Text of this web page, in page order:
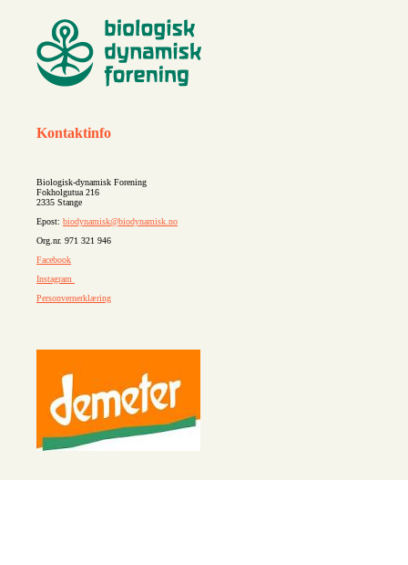
Kontaktinfo
Biologisk-dynamisk Forening
Fokholgutua 216
2335 Stange
Epost: biodynamisk@biodynamisk.no
Org.nr. 971 321 946
Facebook
Instagram
Personvernerklæring